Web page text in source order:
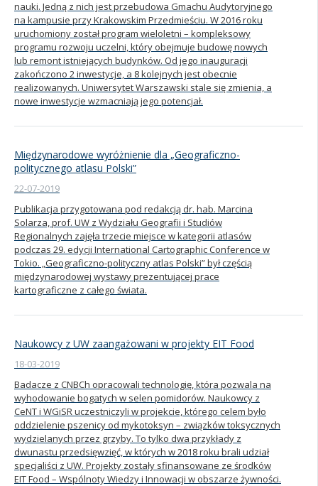
nauki. Jedną z nich jest przebudowa Gmachu Audytoryjnego
na kampusie przy Krakowskim Przedmieściu. W 2016 roku
uruchomiony został program wieloletni – kompleksowy
programu rozwoju uczelni, który obejmuje budowę nowych
lub remont istniejących budynków. Od jego inauguracji
zakończono 2 inwestycje, a 8 kolejnych jest obecnie
realizowanych. Uniwersytet Warszawski stale się zmienia, a
nowe inwestycje wzmacniają jego potencjał.
Międzynarodowe wyróżnienie dla „Geograficzno-
politycznego atlasu Polski”
22-07-2019
Publikacja przygotowana pod redakcją dr. hab. Marcina
Solarza, prof. UW z Wydziału Geografii i Studiów
Regionalnych zajęła trzecie miejsce w kategorii atlasów
podczas 29. edycji International Cartographic Conference w
Tokio. „Geograficzno-polityczny atlas Polski” był częścią
międzynarodowej wystawy prezentującej prace
kartograficzne z całego świata.
Naukowcy z UW zaangażowani w projekty EIT Food
18-03-2019
Badacze z CNBCh opracowali technologię, która pozwala na
wyhodowanie bogatych w selen pomidorów. Naukowcy z
CeNT i WGiSR uczestniczyli w projekcie, którego celem było
oddzielenie pszenicy od mykotoksyn – związków toksycznych
wydzielanych przez grzyby. To tylko dwa przykłady z
dwunastu przedsięwzięć, w których w 2018 roku brali udział
specjaliści z UW. Projekty zostały sfinansowane ze środków
EIT Food – Wspólnoty Wiedzy i Innowacji w obszarze żywności.